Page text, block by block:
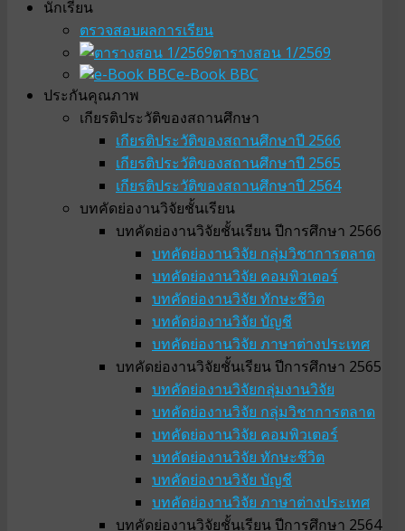
นักเรียน
ตรวจสอบผลการเรียน
ตารางสอน 1/2569
e-Book BBC
ประกันคุณภาพ
เกียรติประวัติของสถานศึกษา
เกียรติประวัติของสถานศึกษาปี 2566
เกียรติประวัติของสถานศึกษาปี 2565
เกียรติประวัติของสถานศึกษาปี 2564
บทคัดย่องานวิจัยชั้นเรียน
บทคัดย่องานวิจัยชั้นเรียน ปีการศึกษา 2566
บทคัดย่องานวิจัย กลุ่มวิชาการตลาด
บทคัดย่องานวิจัย คอมพิวเตอร์
บทคัดย่องานวิจัย ทักษะชีวิต
บทคัดย่องานวิจัย บัญชี
บทคัดย่องานวิจัย ภาษาต่างประเทศ
บทคัดย่องานวิจัยชั้นเรียน ปีการศึกษา 2565
บทคัดย่องานวิจัยกลุ่มงานวิจัย
บทคัดย่องานวิจัย กลุ่มวิชาการตลาด
บทคัดย่องานวิจัย คอมพิวเตอร์
บทคัดย่องานวิจัย ทักษะชีวิต
บทคัดย่องานวิจัย บัญชี
บทคัดย่องานวิจัย ภาษาต่างประเทศ
บทคัดย่องานวิจัยชั้นเรียน ปีการศึกษา 2564